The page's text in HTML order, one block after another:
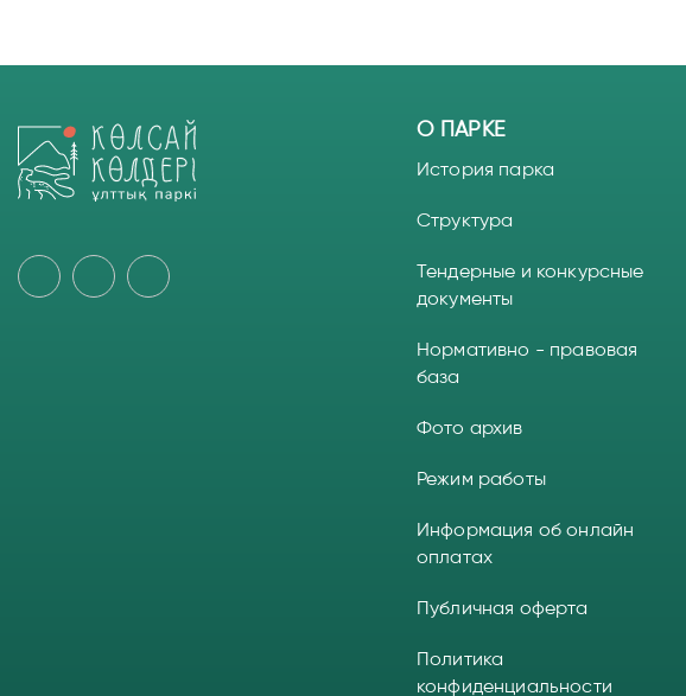
О ПАРКЕ
История парка
Структура
Тендерные и конкурсные
документы
Нормативно - правовая
база
Фото архив
Режим работы
Информация об онлайн
оплатах
Публичная оферта
Политика
конфиденциальности